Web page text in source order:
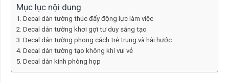
Mục lục nội dung
Decal dán tường thúc đẩy động lực làm việc
Decal dán tường khơi gợi tư duy sáng tạo
Decal dán tường phong cách trẻ trung và hài hước
Decal dán tường tạo không khí vui vẻ
Decal dán kính phòng họp